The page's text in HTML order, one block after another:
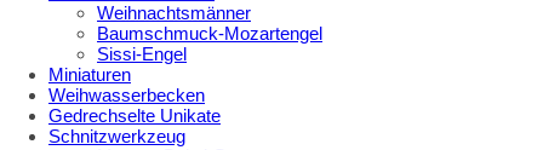
Weihnachtsmänner
Baumschmuck-Mozartengel
Sissi-Engel
Miniaturen
Weihwasserbecken
Gedrechselte Unikate
Schnitzwerkzeug